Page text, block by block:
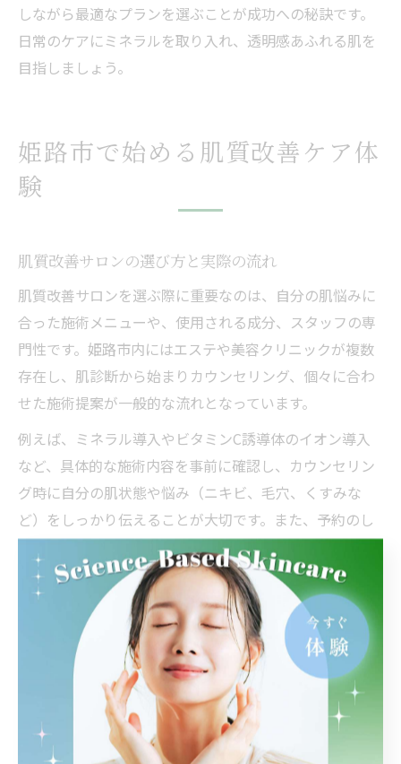
しながら最適なプランを選ぶことが成功への秘訣です。
日常のケアにミネラルを取り入れ、透明感あふれる肌を
目指しましょう。
姫路市で始める肌質改善ケア体
験
肌質改善サロンの選び方と実際の流れ
肌質改善サロンを選ぶ際に重要なのは、自分の肌悩みに
合った施術メニューや、使用される成分、スタッフの専
門性です。姫路市内にはエステや美容クリニックが複数
存在し、肌診断から始まりカウンセリング、個々に合わ
せた施術提案が一般的な流れとなっています。
例えば、ミネラル導入やビタミンC誘導体のイオン導入
など、具体的な施術内容を事前に確認し、カウンセリン
グ時に自分の肌状態や悩み（ニキビ、毛穴、くすみな
ど）をしっかり伝えることが大切です。また、予約のし
やすさやアクセスの良さ、口コミでの評価も参考にしま
しょう。
施術の流れは、初回カウンセリング→肌診断→施術プラ
ン決定→実際の施術→アフターケア説明という段階を踏
むことが多く、肌質改善を目指す際には、定期的な通院
やホームケアとの併用も重要なポイントとなります。
姫路市で受けられる最新美容施術体験